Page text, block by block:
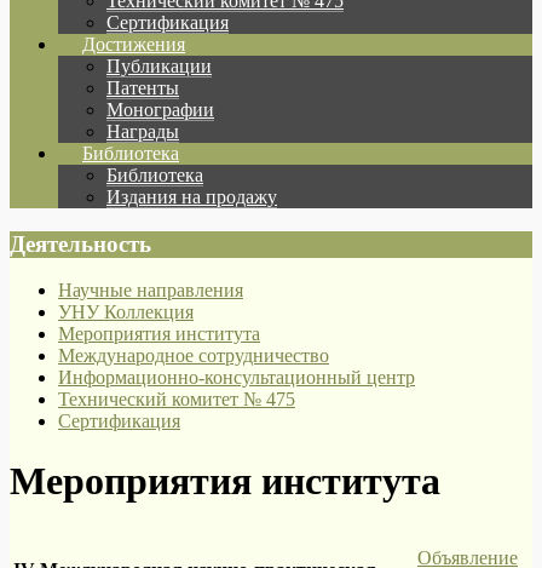
Сертификация
Достижения
Публикации
Патенты
Монографии
Награды
Библиотека
Библиотека
Издания на продажу
Деятельность
Научные направления
УНУ Коллекция
Мероприятия института
Международное сотрудничество
Информационно-консультационный центр
Технический комитет № 475
Сертификация
Мероприятия института
Объявление